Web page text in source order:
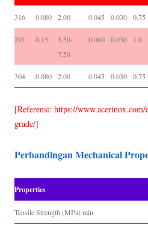
316 0.080 2.00 0.045 0.030 0.75
201 0.15
5.50-
7.50
0.060 0.030 1.0
304 0.080 2.00 0.045 0.030 0.75
[Referensi: https://www.acerinox.com/
grade/]
Perbandingan Mechanical
Properties
Tensile Strength (MPa) min